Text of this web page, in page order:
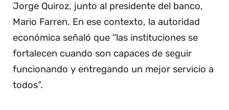
Jorge Quiroz, junto al presidente del banco,
Mario Farren. En ese contexto, la autoridad
económica señaló que “las instituciones se
fortalecen cuando son capaces de seguir
funcionando y entregando un mejor servicio a
todos”.